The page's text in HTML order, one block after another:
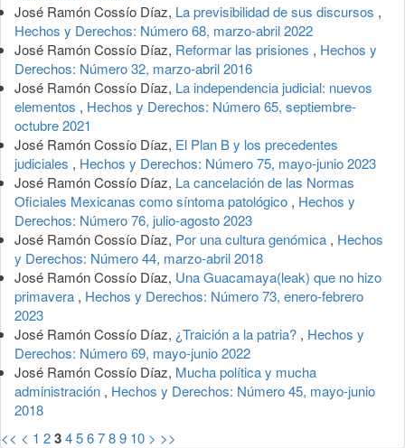
José Ramón Cossío Díaz, La previsibilidad de sus discursos ,
Hechos y Derechos: Número 68, marzo-abril 2022
José Ramón Cossío Díaz, Reformar las prisiones , Hechos y
Derechos: Número 32, marzo-abril 2016
José Ramón Cossío Díaz, La independencia judicial: nuevos
elementos , Hechos y Derechos: Número 65, septiembre-
octubre 2021
José Ramón Cossío Díaz, El Plan B y los precedentes
judiciales , Hechos y Derechos: Número 75, mayo-junio 2023
José Ramón Cossío Díaz, La cancelación de las Normas
Oficiales Mexicanas como síntoma patológico , Hechos y
Derechos: Número 76, julio-agosto 2023
José Ramón Cossío Díaz, Por una cultura genómica , Hechos
y Derechos: Número 44, marzo-abril 2018
José Ramón Cossío Díaz, Una Guacamaya(leak) que no hizo
primavera , Hechos y Derechos: Número 73, enero-febrero
2023
José Ramón Cossío Díaz, ¿Traición a la patria? , Hechos y
Derechos: Número 69, mayo-junio 2022
José Ramón Cossío Díaz, Mucha política y mucha
administración , Hechos y Derechos: Número 45, mayo-junio
2018
<< < 1 23456789 10 > >>